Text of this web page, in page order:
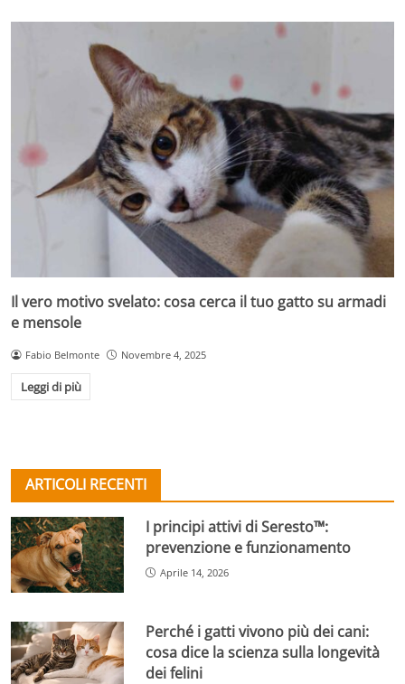
Il vero motivo svelato: cosa cerca il tuo gatto su armadi
e mensole
Fabio Belmonte Novembre 4, 2025
Leggi di più
ARTICOLI RECENTI
I principi attivi di Seresto™:
prevenzione e funzionamento
Aprile 14, 2026
Perché i gatti vivono più dei cani:
cosa dice la scienza sulla longevità
dei felini